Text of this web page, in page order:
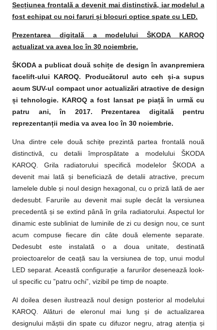
Secțiunea frontală a devenit mai distinctivă, iar modelul a
fost echipat cu noi faruri și blocuri optice spate cu LED.
Prezentarea digitală a modelului ŠKODA KAROQ
actualizat va avea loc în 30 noiembrie.
ŠKODA a publicat două schițe de design în avanpremiera
facelift-ului KAROQ. Producătorul auto ceh și-a supus
acum SUV-ul compact unor actualizări atractive de design
și tehnologie. KAROQ a fost lansat pe piață în urmă cu
patru ani, în 2017. Prezentarea digitală pentru
reprezentanții media va avea loc în 30 noiembrie.
Una dintre cele două schițe prezintă partea frontală nouă
distinctivă, cu detalii împrospătate a modelului ŠKODA
KAROQ. Grila radiatorului specifică modelelor ŠKODA a
devenit mai lată și beneficiază de detalii atractive, precum
lamelele duble și noul design hexagonal, cu o priză lată de aer
dedesubt. Farurile au devenit mai suple decât la versiunea
precedentă și se extind până în grila radiatorului. Aspectul lor
dinamic este subliniat de luminile de zi cu design nou, ce sunt
acum compuse fiecare din câte două elemente separate.
Dedesubt este instalată o a doua unitate, destinată
proiectoarelor de ceață sau la versiunea de top, unui modul
LED separat. Această configurație a farurilor desenează look-
ul specific cu ”patru ochi”, vizibil pe timp de noapte.
Al doilea desen ilustrează noul design posterior al modelului
KAROQ. Alături de eleronul mai lung și de actualizarea
designului măștii din spate cu difuzor negru, atrag atenția și